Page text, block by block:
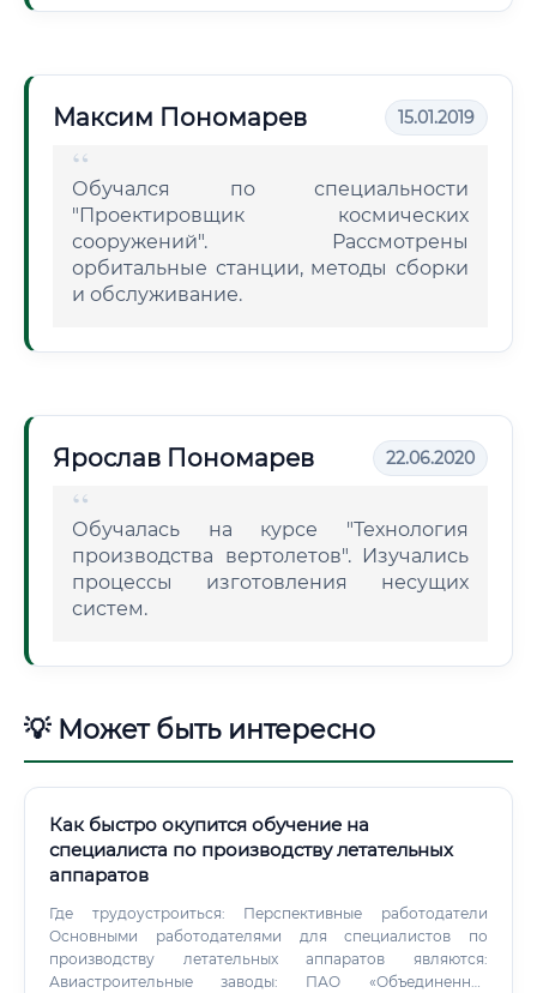
Максим Пономарев 15.01.2019
Обучался по специальности
"Проектировщик космических
сооружений". Рассмотрены
орбитальные станции, методы сборки
и обслуживание.
Ярослав Пономарев 22.06.2020
Обучалась на курсе "Технология
производства вертолетов". Изучались
процессы изготовления несущих
систем.
💡 Может быть интересно
Как быстро окупится обучение на
специалиста по производству летательных
аппаратов
Где трудоустроиться: Перспективные работодатели
Основными работодателями для специалистов по
производству летательных аппаратов являются:
Авиастроительные заводы: ПАО «Объединенная